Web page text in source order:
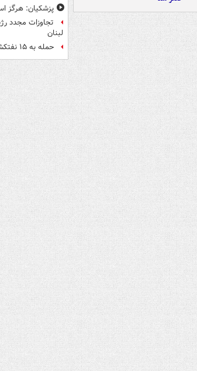
پزشکیان: هرگز
تجاوزات مجدد
لبنان
حمله به ۱۵ نفتکش‌ اماراتی از ابتدای جنگ